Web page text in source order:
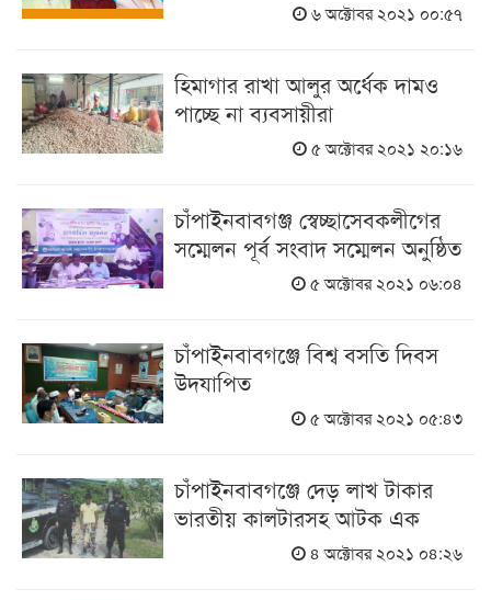
৬ অক্টোবর ২০২১ ০০:৫৭
হিমাগার রাখা আলুর অর্ধেক দামও
পাচ্ছে না ব্যবসায়ীরা
৫ অক্টোবর ২০২১ ২০:১৬
চাঁপাইনবাবগঞ্জ স্বেচ্ছাসেবকলীগের
সম্মেলন পূর্ব সংবাদ সম্মেলন অনুষ্ঠিত
৫ অক্টোবর ২০২১ ০৬:০৪
চাঁপাইনবাবগঞ্জে বিশ্ব বসতি দিবস
উদযাপিত
৫ অক্টোবর ২০২১ ০৫:৪৩
চাঁপাইনবাবগঞ্জে দেড় লাখ টাকার
ভারতীয় কালটারসহ আটক এক
৪ অক্টোবর ২০২১ ০৪:২৬